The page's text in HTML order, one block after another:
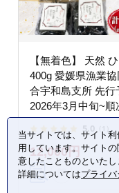
【無着色】 天然
400g 愛媛県漁業協
合宇和島支所 先行
2026年3月中旬~順
送 乾燥 海藻 小分
D012-027005
5.0 （1）
12,000円
当サイトでは、サイト
用しています。サイト
意したことものといたし
詳細についてはプライ